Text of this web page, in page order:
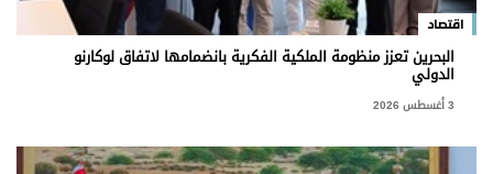
اقتصاد
البحرين تعزز منظومة الملكية الفكرية بانضمامها لاتفاق لوكارنو
الدولي
3 أغسطس 2026